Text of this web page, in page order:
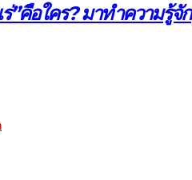
ร่”คือใคร? มาทำความรู้จัก